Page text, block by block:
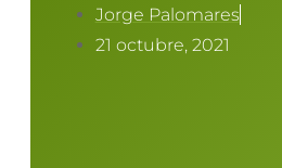
Jorge Palomares
21 octubre, 2021